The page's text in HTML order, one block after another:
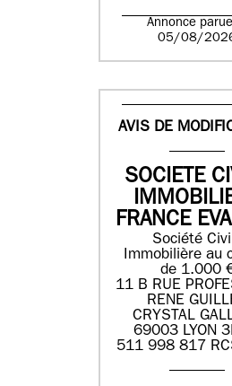
Annonce
05/08/
AVIS DE
SOCIETE
FRANCE
Société
Immobilière au
de 1.000
11 B RUE
RENE
CRYSTAL
69003 LYON
511 998 817